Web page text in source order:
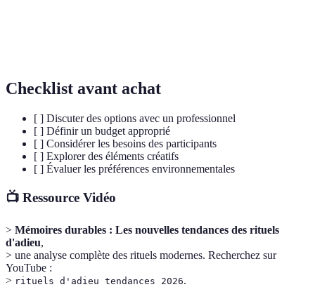
Checklist avant achat
[ ] Discuter des options avec un professionnel
[ ] Définir un budget approprié
[ ] Considérer les besoins des participants
[ ] Explorer des éléments créatifs
[ ] Évaluer les préférences environnementales
📺 Ressource Vidéo
> Mémoires durables : Les nouvelles tendances des rituels
d'adieu,
> une analyse complète des rituels modernes. Recherchez sur
YouTube :
> rituels d'adieu tendances 2026.